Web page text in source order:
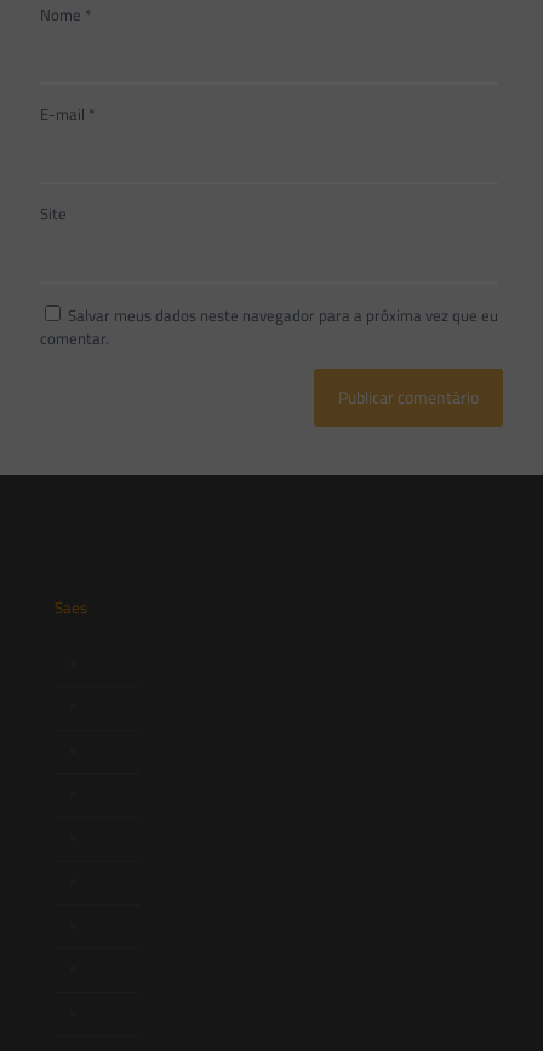
Nome *
E-mail *
Site
Salvar meus dados neste navegador para a próxima vez que eu
comentar.
Saes